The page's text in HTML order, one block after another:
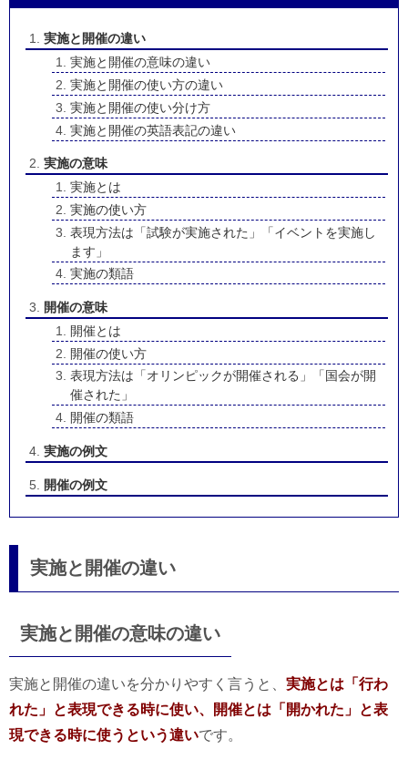
実施と開催の違い
実施と開催の意味の違い
実施と開催の使い方の違い
実施と開催の使い分け方
実施と開催の英語表記の違い
実施の意味
実施とは
実施の使い方
表現方法は「試験が実施された」「イベントを実施し
ます」
実施の類語
開催の意味
開催とは
開催の使い方
表現方法は「オリンピックが開催される」「国会が開
催された」
開催の類語
実施の例文
開催の例文
実施と開催の違い
実施と開催の意味の違い
実施と開催の違いを分かりやすく言うと、 実施とは「行わ
れた」と表現できる時に使い、開催とは「開かれた」と表
現できる時に使うという違いです。